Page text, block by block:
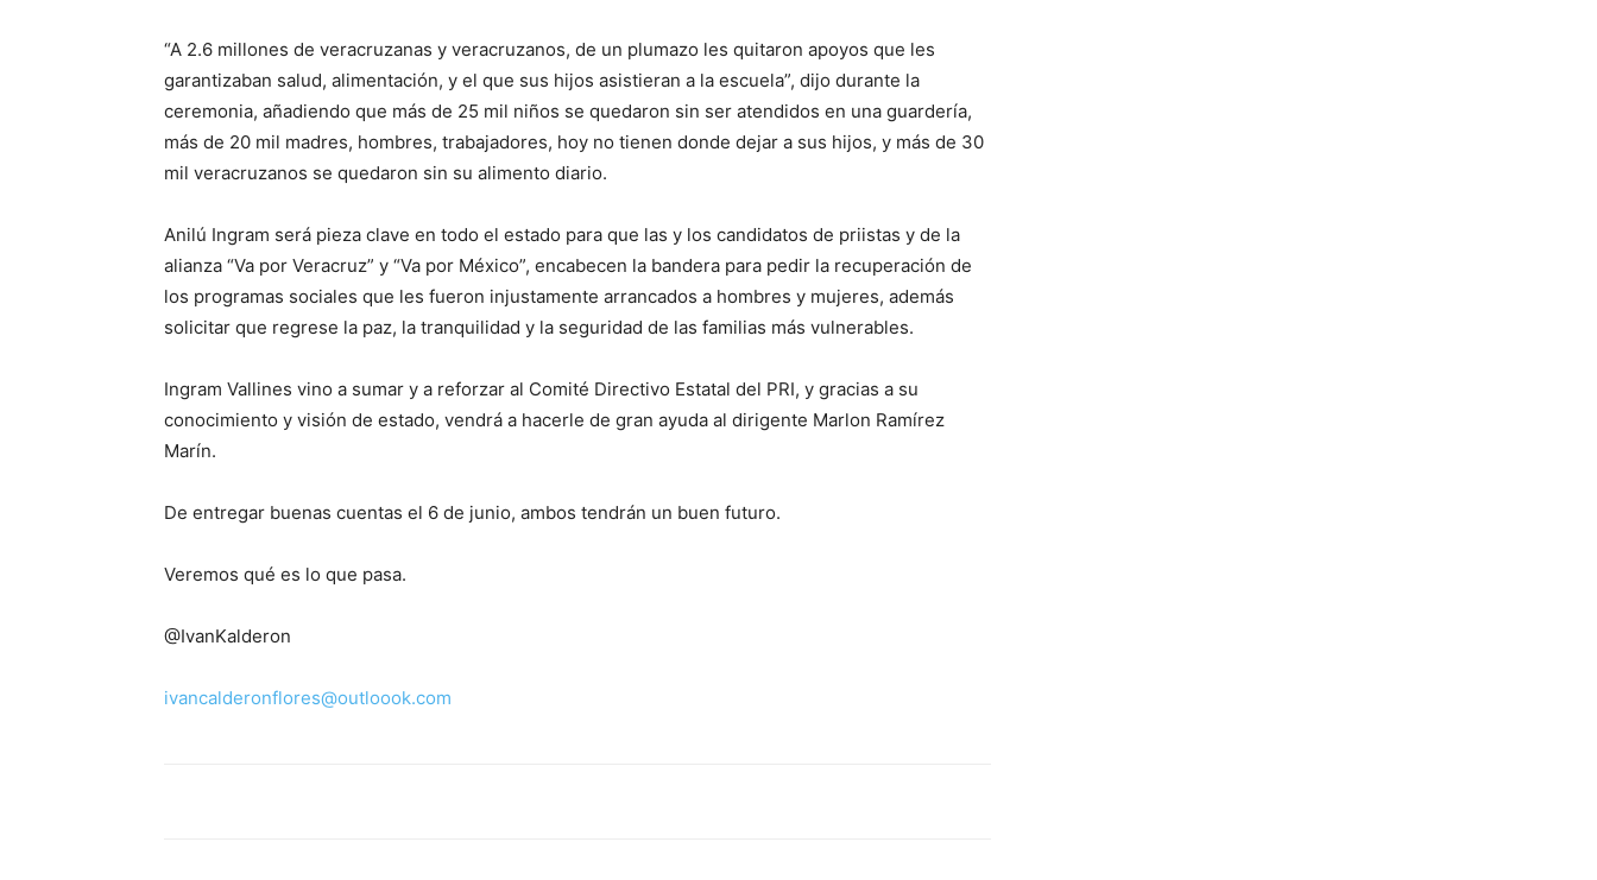
“A 2.6 millones de veracruzanas y veracruzanos, de un plumazo les quitaron apoyos que les
garantizaban salud, alimentación, y el que sus hijos asistieran a la escuela”, dijo durante la
ceremonia, añadiendo que más de 25 mil niños se quedaron sin ser atendidos en una guardería,
más de 20 mil madres, hombres, trabajadores, hoy no tienen donde dejar a sus hijos, y más de 30
mil veracruzanos se quedaron sin su alimento diario.
Anilú Ingram será pieza clave en todo el estado para que las y los candidatos de priistas y de la
alianza “Va por Veracruz” y “Va por México”, encabecen la bandera para pedir la recuperación de
los programas sociales que les fueron injustamente arrancados a hombres y mujeres, además
solicitar que regrese la paz, la tranquilidad y la seguridad de las familias más vulnerables.
Ingram Vallines vino a sumar y a reforzar al Comité Directivo Estatal del PRI, y gracias a su
conocimiento y visión de estado, vendrá a hacerle de gran ayuda al dirigente Marlon Ramírez
Marín.
De entregar buenas cuentas el 6 de junio, ambos tendrán un buen futuro.
Veremos qué es lo que pasa.
@IvanKalderon
ivancalderonflores@outloook.com